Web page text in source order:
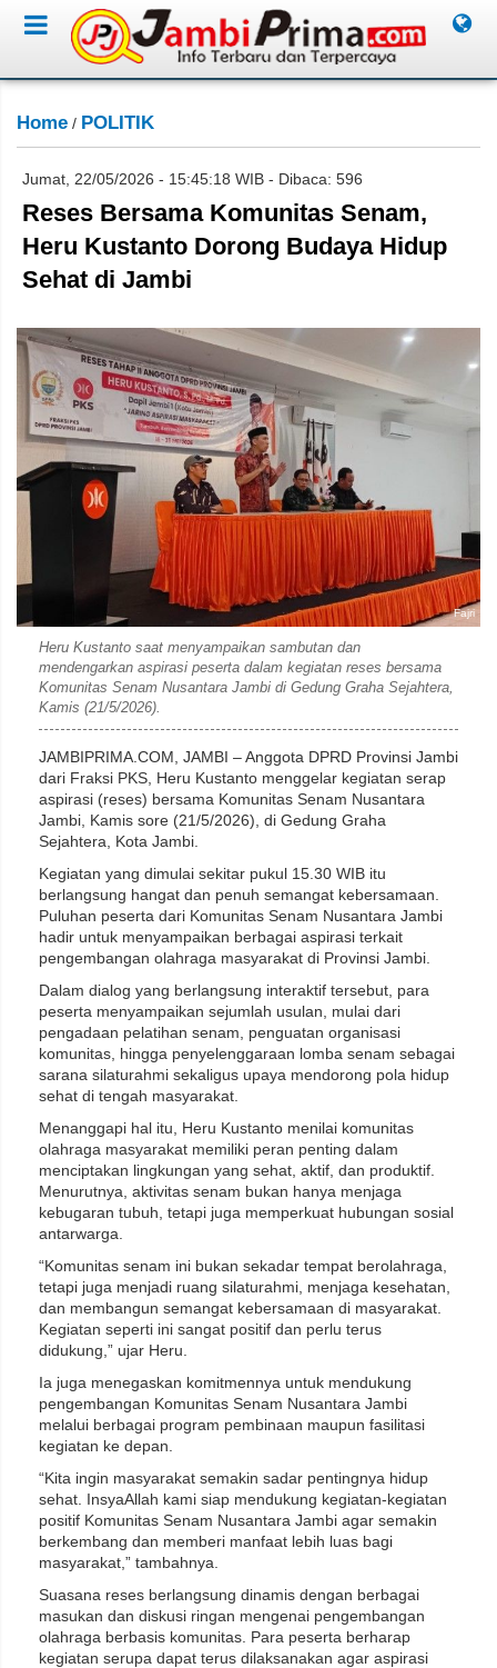
Home / POLITIK
Jumat, 22/05/2026 - 15:45:18 WIB - Dibaca: 596
Reses Bersama Komunitas Senam,
Heru Kustanto Dorong Budaya Hidup
Sehat di Jambi
Fajri
Heru Kustanto saat menyampaikan sambutan dan
mendengarkan aspirasi peserta dalam kegiatan reses bersama
Komunitas Senam Nusantara Jambi di Gedung Graha Sejahtera,
Kamis (21/5/2026).
JAMBIPRIMA.COM, JAMBI – Anggota DPRD Provinsi Jambi
dari Fraksi PKS, Heru Kustanto menggelar kegiatan serap
aspirasi (reses) bersama Komunitas Senam Nusantara
Jambi, Kamis sore (21/5/2026), di Gedung Graha
Sejahtera, Kota Jambi.
Kegiatan yang dimulai sekitar pukul 15.30 WIB itu
berlangsung hangat dan penuh semangat kebersamaan.
Puluhan peserta dari Komunitas Senam Nusantara Jambi
hadir untuk menyampaikan berbagai aspirasi terkait
pengembangan olahraga masyarakat di Provinsi Jambi.
Dalam dialog yang berlangsung interaktif tersebut, para
peserta menyampaikan sejumlah usulan, mulai dari
pengadaan pelatihan senam, penguatan organisasi
komunitas, hingga penyelenggaraan lomba senam sebagai
sarana silaturahmi sekaligus upaya mendorong pola hidup
sehat di tengah masyarakat.
Menanggapi hal itu, Heru Kustanto menilai komunitas
olahraga masyarakat memiliki peran penting dalam
menciptakan lingkungan yang sehat, aktif, dan produktif.
Menurutnya, aktivitas senam bukan hanya menjaga
kebugaran tubuh, tetapi juga memperkuat hubungan sosial
antarwarga.
“Komunitas senam ini bukan sekadar tempat berolahraga,
tetapi juga menjadi ruang silaturahmi, menjaga kesehatan,
dan membangun semangat kebersamaan di masyarakat.
Kegiatan seperti ini sangat positif dan perlu terus
didukung,” ujar Heru.
Ia juga menegaskan komitmennya untuk mendukung
pengembangan Komunitas Senam Nusantara Jambi
melalui berbagai program pembinaan maupun fasilitasi
kegiatan ke depan.
“Kita ingin masyarakat semakin sadar pentingnya hidup
sehat. InsyaAllah kami siap mendukung kegiatan-kegiatan
positif Komunitas Senam Nusantara Jambi agar semakin
berkembang dan memberi manfaat lebih luas bagi
masyarakat,” tambahnya.
Suasana reses berlangsung dinamis dengan berbagai
masukan dan diskusi ringan mengenai pengembangan
olahraga berbasis komunitas. Para peserta berharap
kegiatan serupa dapat terus dilaksanakan agar aspirasi